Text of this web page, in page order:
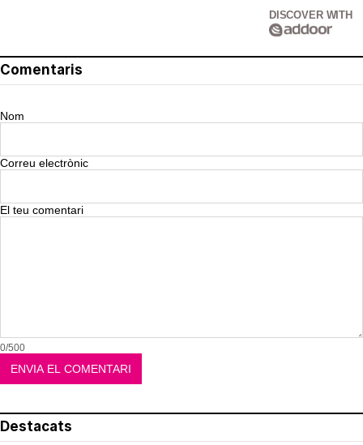
DISCOVER WITH
Comentaris
Nom
Correu electrònic
El teu comentari
0/500
Destacats